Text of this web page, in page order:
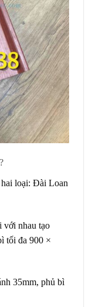
hai loại: Đài Loan
với nhau tạo
tối đa 900 ×
35mm, phủ bì